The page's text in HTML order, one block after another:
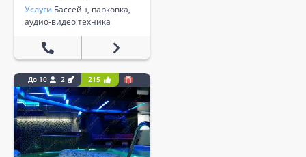
Услуги Бассейн, парковка,
аудио-видео техника
До 10 2 215